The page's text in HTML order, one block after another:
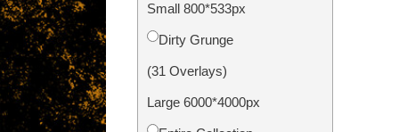
Foto Restauratie
Small 800*533px
Dirty Grunge
(31 Overlays)
Large 6000*4000px